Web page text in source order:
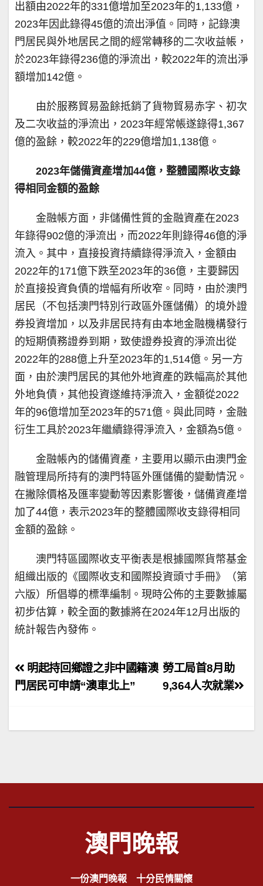
出額由2022年的331億增加至2023年的1,133億，
2023年因此錄得45億的流出淨值。同時，記錄澳
門居民與外地居民之間的經常轉移的二次收益帳，
於2023年錄得236億的淨流出，較2022年的流出淨
額增加142億。
由於服務貿易盈餘抵銷了貨物貿易赤字、初次
及二次收益的淨流出，2023年經常帳遂錄得1,367
億的盈餘，較2022年的229億增加1,138億。
2023年儲備資產增加44億，整體國際收支錄
得相同金額的盈餘
金融帳方面，非儲備性質的金融資產在2023
年錄得902億的淨流出，而2022年則錄得46億的淨
流入。其中，直接投資持續錄得淨流入，金額由
2022年的171億下跌至2023年的36億，主要歸因
於直接投資負債的增幅有所收窄。同時，由於澳門
居民（不包括澳門特別行政區外匯儲備）的境外證
券投資增加，以及非居民持有由本地金融機構發行
的短期債務證券到期，致使證券投資的淨流出從
2022年的288億上升至2023年的1,514億。另一方
面，由於澳門居民的其他外地資產的跌幅高於其他
外地負債，其他投資遂維持淨流入，金額從2022
年的96億增加至2023年的571億。與此同時，金融
衍生工具於2023年繼續錄得淨流入，金額為5億。
金融帳內的儲備資產，主要用以顯示由澳門金
融管理局所持有的澳門特區外匯儲備的變動情況。
在撇除價格及匯率變動等因素影響後，儲備資產增
加了44億，表示2023年的整體國際收支錄得相同
金額的盈餘。
澳門特區國際收支平衡表是根據國際貨幣基金
組織出版的《國際收支和國際投資頭寸手冊》（第
六版）所倡導的標準編制。現時公佈的主要數據屬
初步估算，較全面的數據將在2024年12月出版的
統計報告內發佈。
文
章
覽
勞工局首8月助
9,364人次就業
明起持回鄉證之非中國籍澳
門居民可申請“澳車北上”
澳門晚報
一份澳門晚報 十分民情關懷